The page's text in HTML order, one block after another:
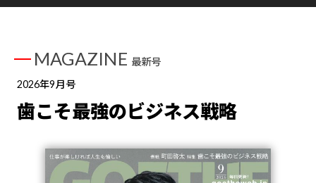
MAGAZINE 最新号
2026年9月号
歯こそ最強のビジネス戦略